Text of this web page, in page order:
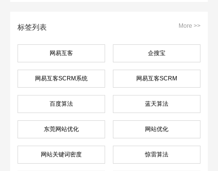
标签列表 More >>
网易互客 企搜宝
网易互客SCRM系统 网易互客SCRM
百度算法 蓝天算法
东莞网站优化 网站优化
网站关键词密度 惊雷算法